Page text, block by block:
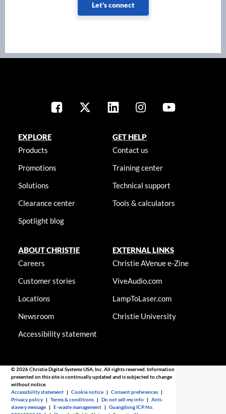
Let's connect
EXPLORE
Products
Promotions
Solutions
Clearance center
Spotlight blog
GET HELP
Contact us
Training center
Technical support
Tools & calculators
ABOUT CHRISTIE
Careers
Customer stories
Locations
Newsroom
Accessibility statement
EXTERNAL LINKS
Christie AVenue e-Zine
ViveAudio.com
LampToLaser.com
Christie University
© 2026 Christie Digital Systems USA, Inc. All rights reserved. Information
presented on this site is continually updated and is subjected to change
without notice.
Accessibility statement |Cookie notice |Consent preferences |
Privacy policy |Terms & conditions |Do not sell my info |Anti-
slavery message |E-waste management |Guangdong ICP No.